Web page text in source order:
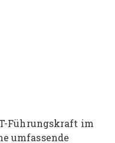
Führungskraft im
umfassende